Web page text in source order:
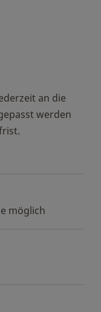
an die
werden
möglich